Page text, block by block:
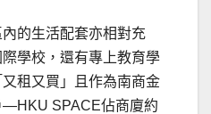
的生活配套亦相對充
學校，還有專上教育學
租又買」且作為南商金
—HKU SPACE佔商廈約